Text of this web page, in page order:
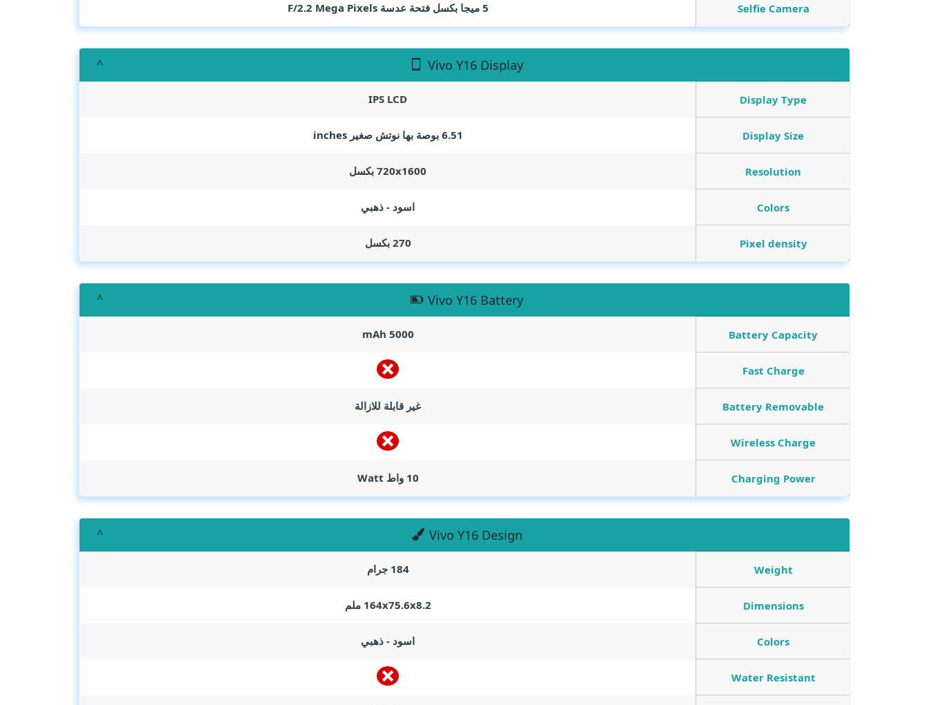
Selfie Camera 5 ميجا بكسل فتحة عدسة F/2.2 Mega Pixels
Vivo Y16 Display
Display Type
IPS LCD
Display Size 6.51 بوصة بها نوتش صغير inches
Resolution 720x1600 بكسل
Colors اسود - ذهبي
Pixel density 270 بكسل
Vivo Y16 Battery
Battery Capacity
5000
mAh
Fast Charge
Battery Removable غير قابلة للازالة
Wireless Charge
Charging Power 10 واط Watt
Vivo Y16 Design
Weight 184 جرام
Dimensions 164x75.6x8.2 ملم
Colors اسود - ذهبي
Water Resistant